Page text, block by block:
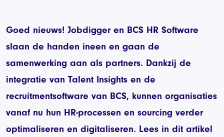
Goed nieuws! Jobdigger en BCS HR Software
slaan de handen ineen en gaan de
samenwerking aan als partners. Dankzij de
integratie van Talent Insights en de
recruitmentsoftware van BCS, kunnen organisaties
vanaf nu hun HR-processen en sourcing verder
optimaliseren en digitaliseren. Lees in dit artikel